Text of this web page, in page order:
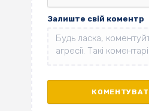
Залиште свій коментр